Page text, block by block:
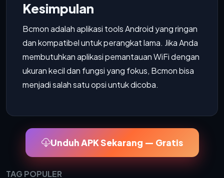
Kesimpulan
Bcmon adalah aplikasi tools Android yang ringan
dan kompatibel untuk perangkat lama. Jika Anda
membutuhkan aplikasi pemantauan WiFi dengan
ukuran kecil dan fungsi yang fokus, Bcmon bisa
menjadi salah satu opsi untuk dicoba.
Unduh APK Sekarang — Gratis
TAG POPULER